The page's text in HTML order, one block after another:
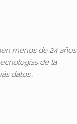
menos de 24 años
de la
datos…